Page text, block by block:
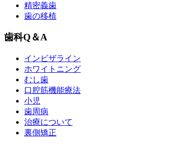
精密義歯
歯の移植
歯科Q＆A
インビザライン
ホワイトニング
むし歯
口腔筋機能療法
小児
歯周病
治療について
裏側矯正